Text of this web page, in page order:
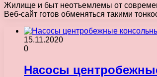
Жилище и быт неотъемлемы от
Веб-сайт готов обменяться такими
15.11.2020
0
Насосы